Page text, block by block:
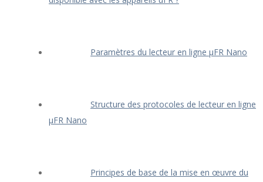
Paramètres du lecteur en ligne μFR Nano
Structure des protocoles de lecteur en ligne
μFR Nano
Principes de base de la mise en œuvre du